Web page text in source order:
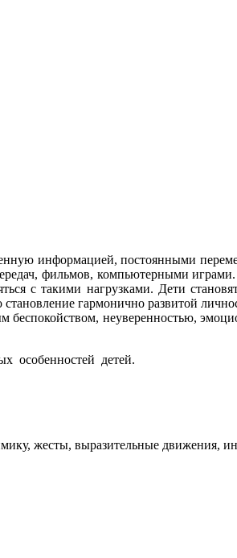
информацией, постоянными
фильмов, компьютерными
с такими нагрузками. Дети
гармонично развитой
неуверенностью,
особенностей детей.
жесты, выразительные движения,